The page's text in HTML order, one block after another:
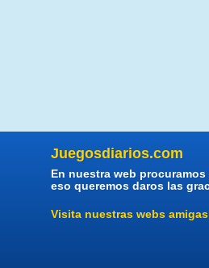
Juegosdiarios.com
En nuestra web
eso queremos daros las
Visita nuestras webs amigas